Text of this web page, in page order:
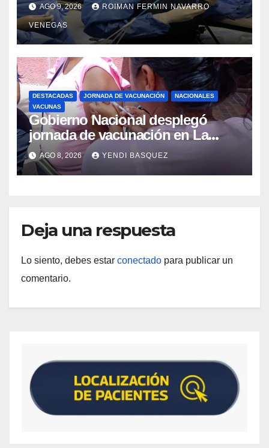
Retrógrada Endoscópica para
beneficiar a cientos de pacientes
AGO 9, 2026 ROIMAN FERMIN NAVARRO
VENEGAS
DESTACADAS JORNADA DE VACUNACIÓN
NACIONALES
VACUNAS
Gobierno Nacional desplegó
jornada de vacunación en La
Guaira para garantizar protección
epidemiológica
AGO 8, 2026 YENDI BASQUEZ
Deja una respuesta
Lo siento, debes estar conectado para publicar un
comentario.